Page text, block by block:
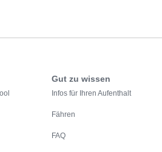
Gut zu wissen
Infos für Ihren Aufenthalt
Fähren
FAQ